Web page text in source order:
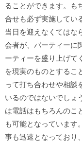
ることができます。も
合せも必ず実施してい
当日を迎えなくてはな
会者が、パーティーに
ーティーを盛り上げて
を現実のものとするこ
って打ち合わせや相談
いるのではないでしょ
は電話はもちろんのこ
も可能となっています
事も迅速となっており